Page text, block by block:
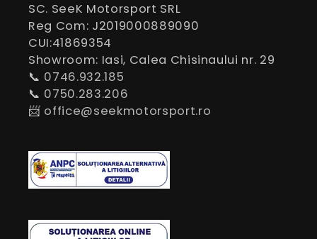
SC. SeeK Motorsport SRL
Reg Com: J2019000889090
CUI:41869354
Showroom: Iasi, Calea Chisinaului nr. 29
📞 0746.932.185
📞 0750.283.206
📨 office@seekmotorsport.ro